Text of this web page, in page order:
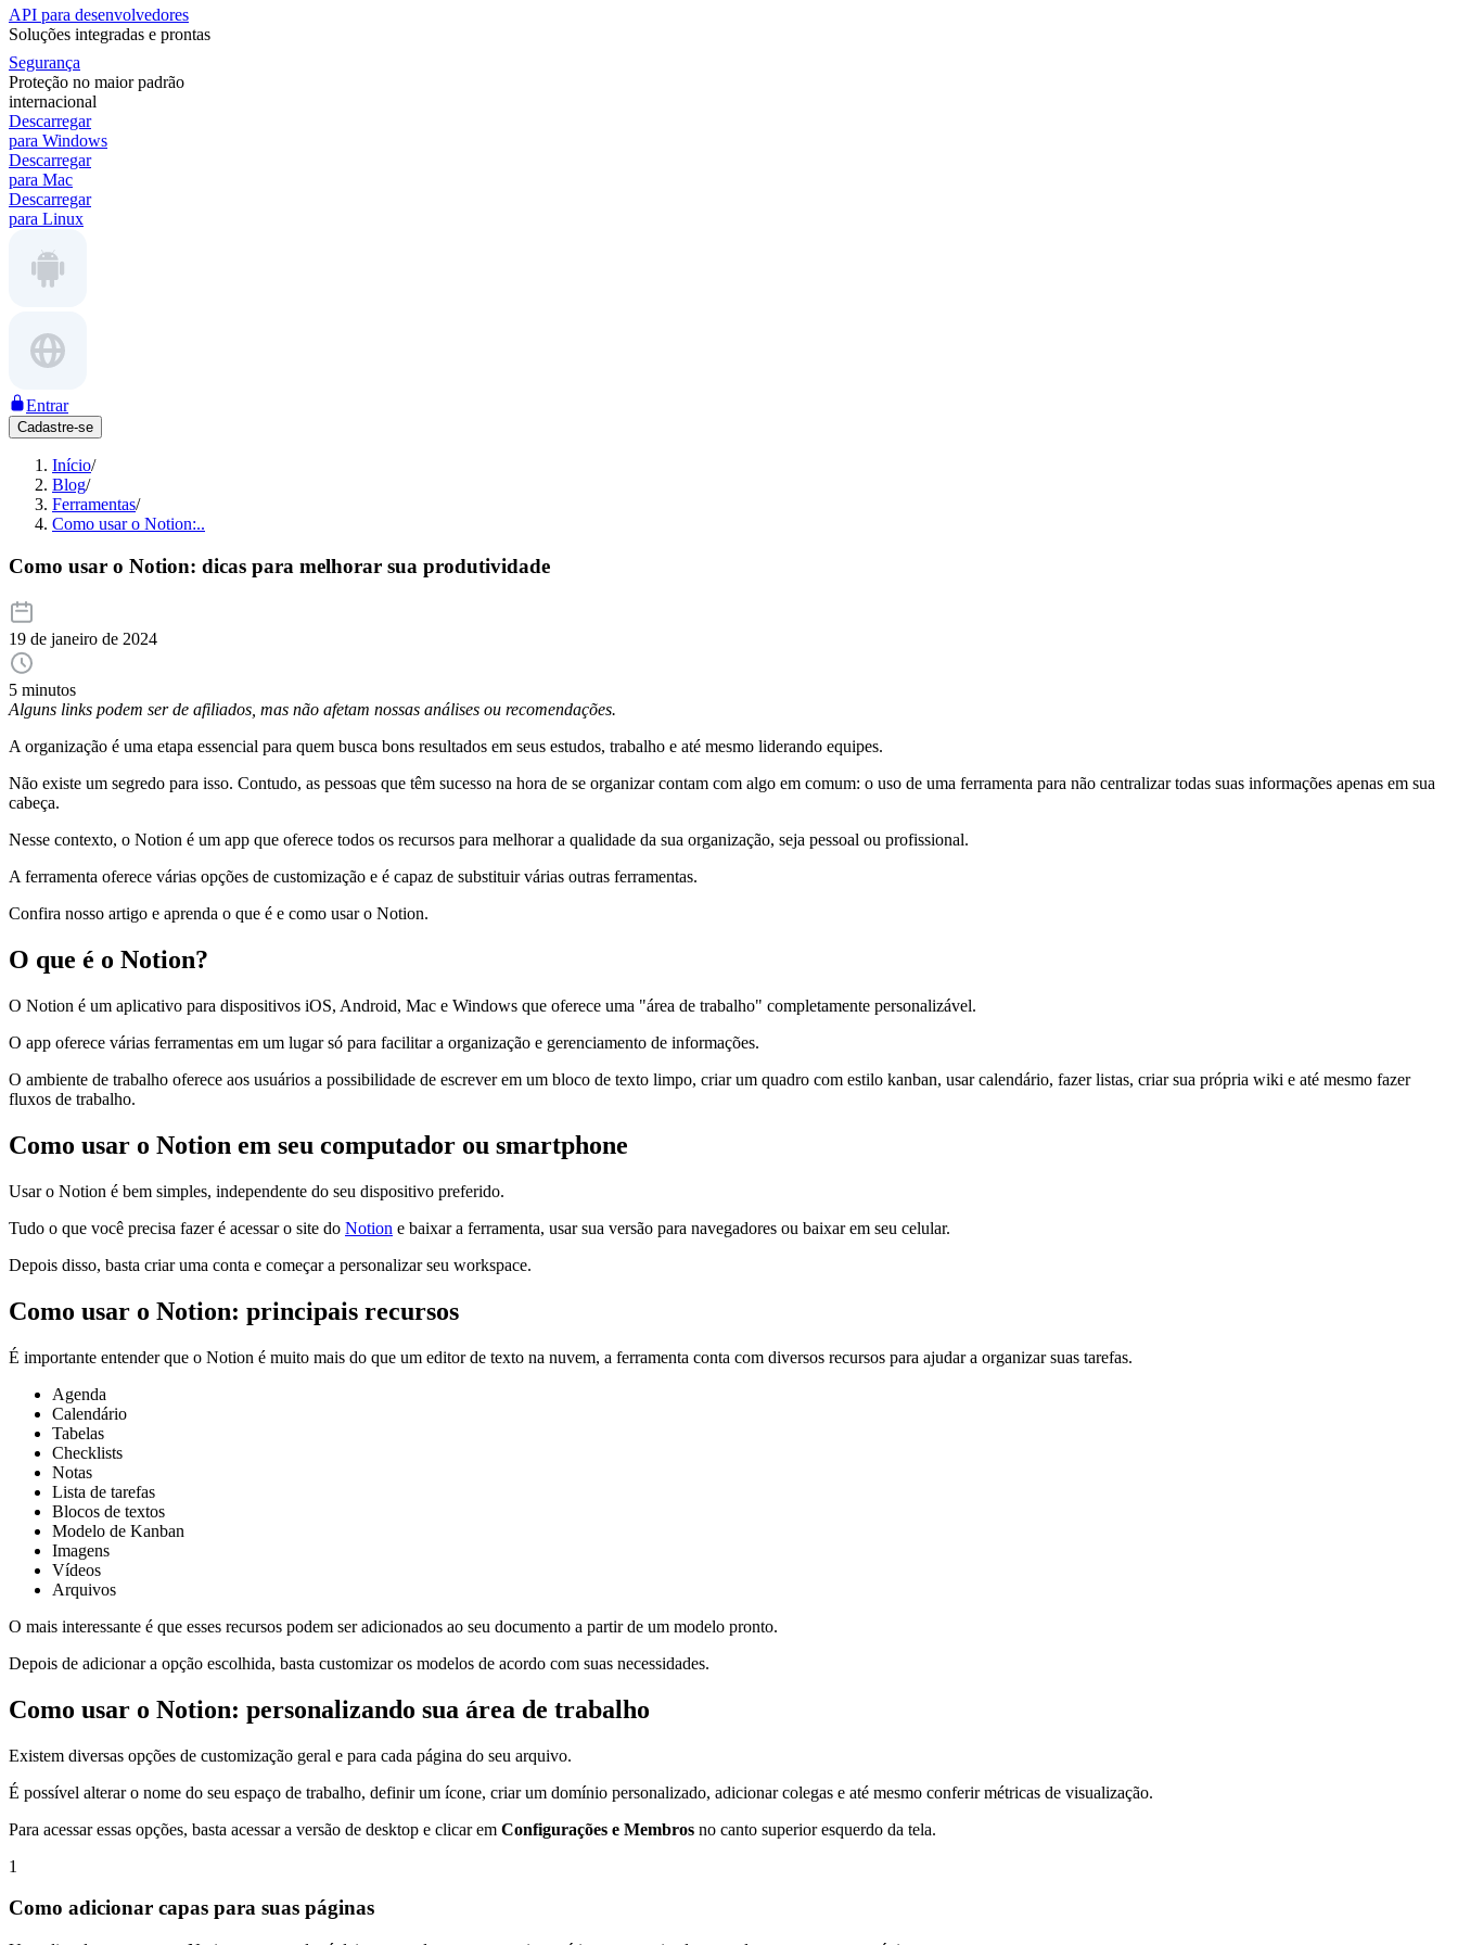
API para desenvolvedores
Soluções integradas e prontas
Segurança
Proteção no maior padrão
internacional
Descarregar
para Windows
Descarregar
para Mac
Descarregar
para Linux
Entrar
Cadastre-se
Início/
Blog/
Ferramentas/
Como usar o Notion:..
Como usar o Notion: dicas para melhorar sua produtividade
19 de janeiro de 2024
5 minutos
Alguns links podem ser de afiliados, mas não afetam nossas análises ou recomendações.
A organização é uma etapa essencial para quem busca bons resultados em seus estudos, trabalho e até mesmo liderando equipes.
Não existe um segredo para isso. Contudo, as pessoas que têm sucesso na hora de se organizar contam com algo em comum: o uso de uma ferramenta para não centralizar todas suas informações apenas em sua
cabeça.
Nesse contexto, o Notion é um app que oferece todos os recursos para melhorar a qualidade da sua organização, seja pessoal ou profissional.
A ferramenta oferece várias opções de customização e é capaz de substituir várias outras ferramentas.
Confira nosso artigo e aprenda o que é e como usar o Notion.
O que é o Notion?
O Notion é um aplicativo para dispositivos iOS, Android, Mac e Windows que oferece uma "área de trabalho" completamente personalizável.
O app oferece várias ferramentas em um lugar só para facilitar a organização e gerenciamento de informações.
O ambiente de trabalho oferece aos usuários a possibilidade de escrever em um bloco de texto limpo, criar um quadro com estilo kanban, usar calendário, fazer listas, criar sua própria wiki e até mesmo fazer
fluxos de trabalho.
Como usar o Notion em seu computador ou smartphone
Usar o Notion é bem simples, independente do seu dispositivo preferido.
Tudo o que você precisa fazer é acessar o site do Notion e baixar a ferramenta, usar sua versão para navegadores ou baixar em seu celular.
Depois disso, basta criar uma conta e começar a personalizar seu workspace.
Como usar o Notion: principais recursos
É importante entender que o Notion é muito mais do que um editor de texto na nuvem, a ferramenta conta com diversos recursos para ajudar a organizar suas tarefas.
Agenda
Calendário
Tabelas
Checklists
Notas
Lista de tarefas
Blocos de textos
Modelo de Kanban
Imagens
Vídeos
Arquivos
O mais interessante é que esses recursos podem ser adicionados ao seu documento a partir de um modelo pronto.
Depois de adicionar a opção escolhida, basta customizar os modelos de acordo com suas necessidades.
Como usar o Notion: personalizando sua área de trabalho
Existem diversas opções de customização geral e para cada página do seu arquivo.
É possível alterar o nome do seu espaço de trabalho, definir um ícone, criar um domínio personalizado, adicionar colegas e até mesmo conferir métricas de visualização.
Para acessar essas opções, basta acessar a versão de desktop e clicar em Configurações e Membros no canto superior esquerdo da tela.
1
Como adicionar capas para suas páginas